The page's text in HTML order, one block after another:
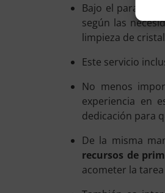
Bajo el paraguas
según las
limpieza de
Este servicio
No menos
experiencia en
dedicación para
De la misma
recursos de
acometer la